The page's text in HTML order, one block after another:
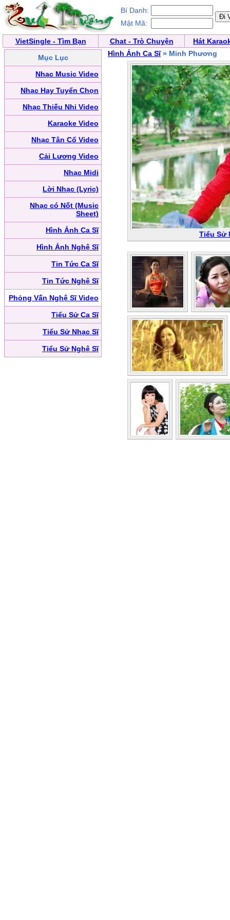
Bí Danh:
Mật Mã:
VietSingle - Tìm Bạn Chat - Trò Chuyện
Hát
Mục Lục
Nhạc Music Video
Nhạc Hay Tuyển Chọn
Nhạc Thiếu Nhi Video
Karaoke Video
Nhạc Tân Cổ Video
Cải Lương Video
Nhạc Midi
Lời Nhạc (Lyric)
Nhạc có Nốt (Music
Sheet)
Hình Ảnh Ca Sĩ
Hình Ảnh Nghệ Sĩ
Tin Tức Ca Sĩ
Tin Tức Nghệ Sĩ
Phỏng Vấn Nghệ Sĩ Video
Tiểu Sử Ca Sĩ
Tiểu Sử Nhạc Sĩ
Tiểu Sử Nghệ Sĩ
Hình Ảnh Ca Sĩ» Minh Phương
Tiểu Sử